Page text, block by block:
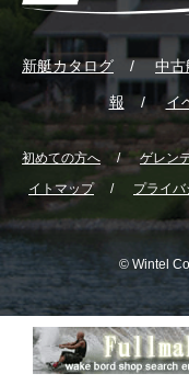
新艇カタログ 中古
報 イ
初めての方へ ゲレン
イトマップ
プライ
© Wintel